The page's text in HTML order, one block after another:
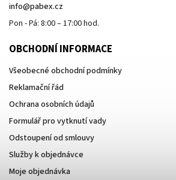
info@pabex.cz
Pon - Pá: 8:00 – 17:00 hod.
OBCHODNÍ INFORMACE
Všeobecné obchodní podmínky
Reklamační řád
Ochrana osobních údajů
Formulář pro vytknutí vady
Odstoupení od smlouvy
Služby k objednávce
Moje objednávka